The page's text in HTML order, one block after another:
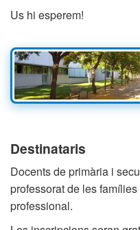
Us hi esperem!
Destinataris
Docents de primària i
professorat de les
professional.